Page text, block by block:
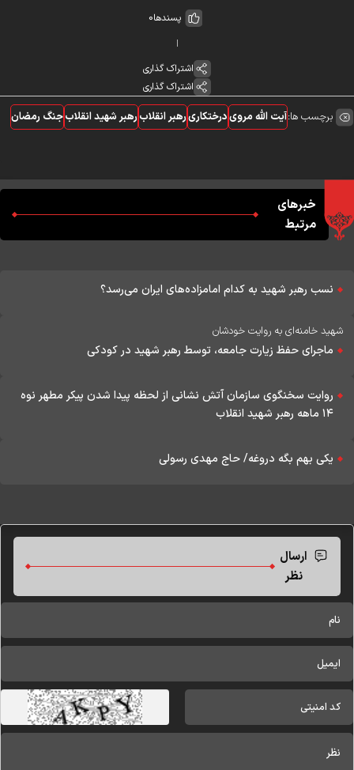
پسندها0
اشتراک گذاری
اشتراک گذاری
برچسب ها:آیت الله مرویدرختکاریرهبر انقلابرهبر شهید انقلابجنگ رمضان
خبرهای
مرتبط
نسب رهبر شهید به کدام امامزاده‌های ایران می‌رسد؟
شهید خامنه‌ای به روایت خودشان
ماجرای حفظ زیارت جامعه، توسط رهبر شهید در کودکی
روایت سخنگوی سازمان آتش نشانی از لحظه پیدا شدن پیکر مطهر نوه
۱۴ ماهه رهبر شهید انقلاب
یکی بهم بگه دروغه/ حاج مهدی رسولی
ارسال
نظر